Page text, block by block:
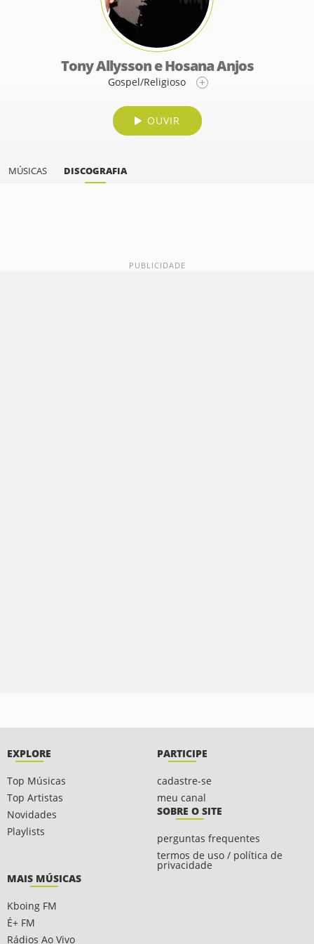
Tony Allysson e Hosana Anjos
Gospel/Religioso
OUVIR
MÚSICAS DISCOGRAFIA
EXPLORE
Top Músicas
Top Artistas
Novidades
Playlists
PARTICIPE
cadastre-se
meu canal
SOBRE O SITE
perguntas frequentes
termos de uso / política de
privacidade
MAIS MÚSICAS
Kboing FM
É+ FM
Rádios Ao Vivo